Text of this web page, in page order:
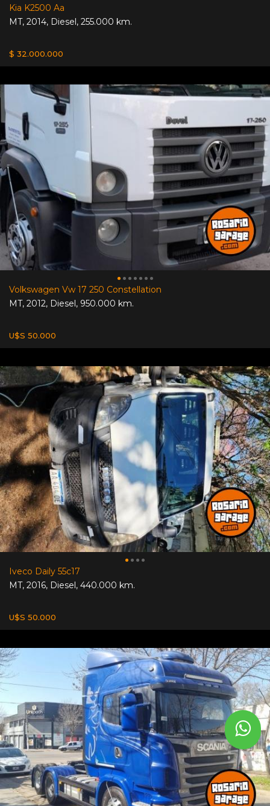
Kia K2500 Aa
MT, 2014, Diesel, 255.000 km.
$ 32.000.000
Volkswagen Vw 17 250 Constellation
MT, 2012, Diesel, 950.000 km.
U$S 50.000
Iveco Daily 55c17
MT, 2016, Diesel, 440.000 km.
U$S 50.000